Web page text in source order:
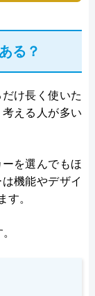
る？
け長く使いた
える人が多い
を選んでもほ
機能やデザイ
す。